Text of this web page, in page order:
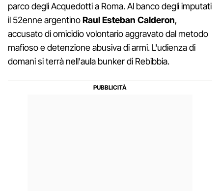
parco degli Acquedotti a Roma. Al banco degli imputati
il 52enne argentinoRaul Esteban Calderon,
accusato di omicidio volontario aggravato dal metodo
mafioso e detenzione abusiva di armi. L'udienza di
domani si terrà nell'aula bunker di Rebibbia.